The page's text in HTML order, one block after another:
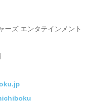
エンタテインメント